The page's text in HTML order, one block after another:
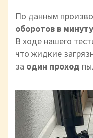
По данным
оборотов в
В ходе нашего
что жидкие
за один проход